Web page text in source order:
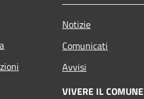
Notizie
Comunicati
Avvisi
VIVERE IL COMUNE